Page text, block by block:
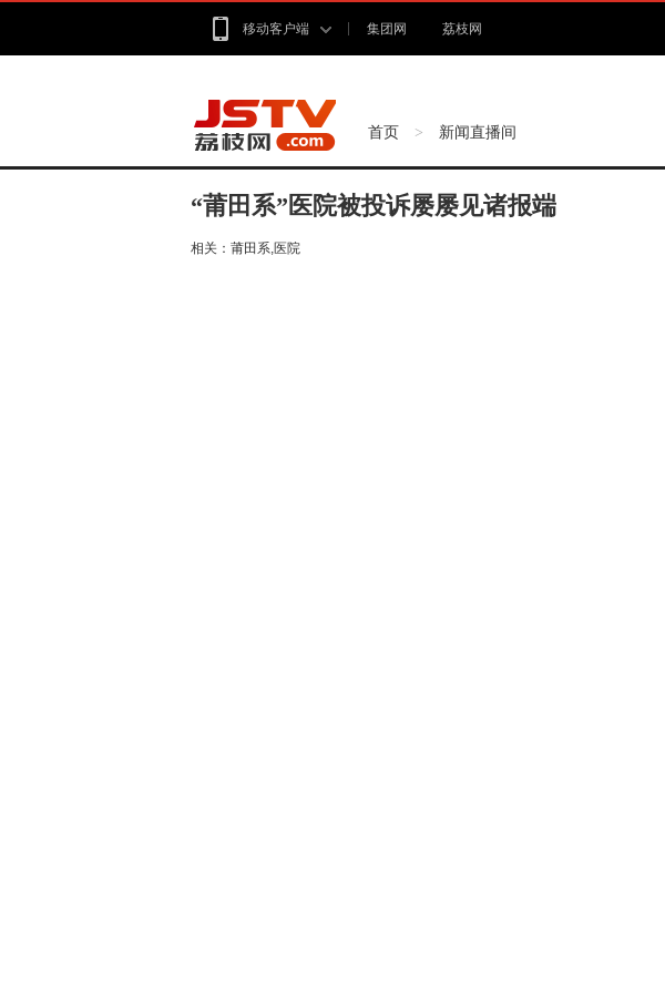
移动客户端 集团网 荔枝网
首页 > 新闻直播间
“莆田系”医院被投诉屡屡见诸报端
相关： 莆田系,医院